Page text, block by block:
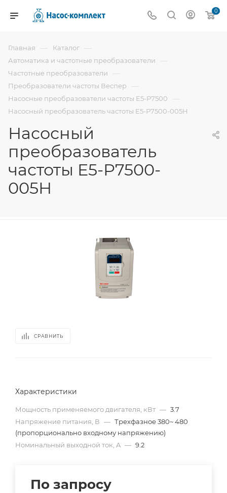
0
Главная — Каталог —
Автоматика и частотные преобразователи —
Частотные преобразователи —
Преобразователи частоты Веспер —
Насосные преобразователи частоты Е5-Р7500 —
Насосный преобразователь частоты E5-Р7500-005Н
Насосный
преобразователь
частоты E5-Р7500-
005Н
СРАВНИТЬ
Характеристики
Мощность применяемого двигателя, кВт — 3.7
Напряжение питания, В — Трехфазное 380~ 480
(пропорционально входному напряжению)
Номинальный выходной ток, A — 9.2
По запросу